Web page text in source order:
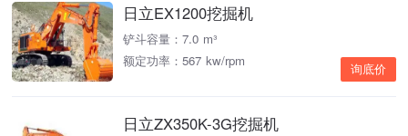
日立EX1200挖掘机
铲斗容量：7.0 m³
额定功率：567 kw/rpm
询底价
日立ZX350K-3G挖掘机